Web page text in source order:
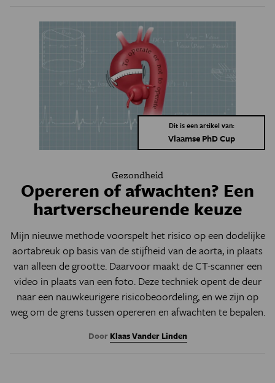
Dit is een artikel van:
Vlaamse PhD Cup
Gezondheid
Opereren of afwachten? Een
hartverscheurende keuze
Mijn nieuwe methode voorspelt het risico op een dodelijke
aortabreuk op basis van de stijfheid van de aorta, in plaats
van alleen de grootte. Daarvoor maakt de CT-scanner een
video in plaats van een foto. Deze techniek opent de deur
naar een nauwkeurigere risicobeoordeling, en we zijn op
weg om de grens tussen opereren en afwachten te bepalen.
Door Klaas Vander Linden